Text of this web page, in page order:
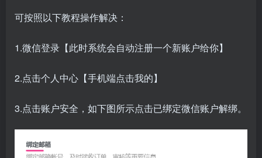
可按照以下教程操作解决：
1.微信登录【此时系统会自动注册一个新账户给你】
2.点击个人中心【手机端点击我的】
3.点击账户安全，如下图所示点击已绑定微信账户解绑。